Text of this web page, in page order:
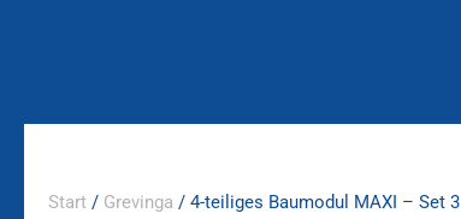
Start / Grevinga / 4-teiliges Baumodul MAXI – Set 3